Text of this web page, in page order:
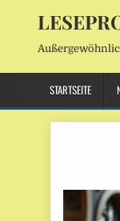
STARTSEITE